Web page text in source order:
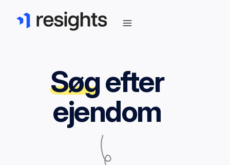
Søgefter
ejendom